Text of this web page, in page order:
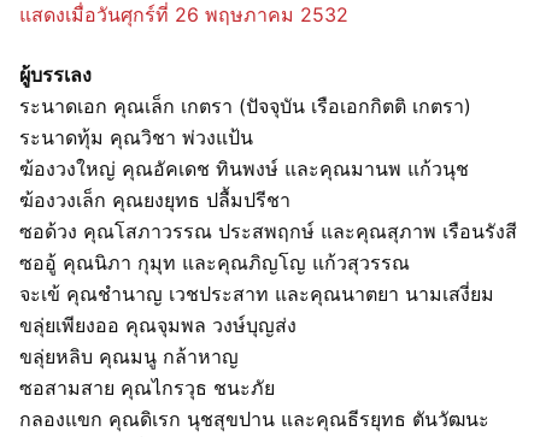
แสดงเมื่อวันศุกร์ที่ 26 พฤษภาคม 2532
ผู้บรรเลง
ระนาดเอก คุณเล็ก เกตรา (ปัจจุบัน เรือเอกกิตติ เกตรา)
ระนาดทุ้ม คุณวิชา พ่วงแป้น
ฆ้องวงใหญ่ คุณอัคเดช ทินพงษ์ และคุณมานพ แก้วนุช
ฆ้องวงเล็ก คุณยงยุทธ ปลื้มปรีชา
ซอด้วง คุณโสภาวรรณ ประสพฤกษ์ และคุณสุภาพ เรือนรังสี
ซออู้ คุณนิภา กุมุท และคุณภิญโญ แก้วสุวรรณ
จะเข้ คุณชำนาญ เวชประสาท และคุณนาตยา นามเสงี่ยม
ขลุ่ยเพียงออ คุณจุมพล วงษ์บุญส่ง
ขลุ่ยหลิบ คุณมนู กล้าหาญ
ซอสามสาย คุณไกรวุธ ชนะภัย
กลองแขก คุณดิเรก นุชสุขปาน และคุณธีรยุทธ ตันวัฒนะ